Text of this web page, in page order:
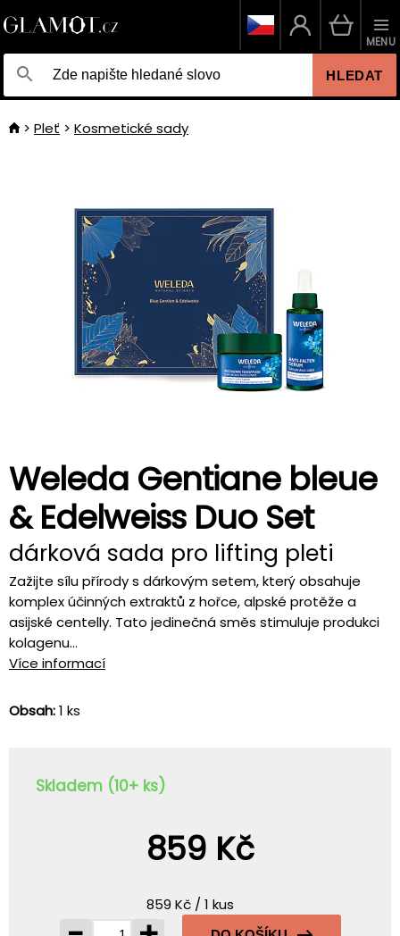
HLEDAT
MENU
Pleť Kosmetické sady
Weleda Gentiane bleue
& Edelweiss Duo Set
dárková sada pro lifting pleti
Zažijte sílu přírody s dárkovým setem, který obsahuje
komplex účinných extraktů z hořce, alpské protěže a
asijské centelly. Tato jedinečná směs stimuluje produkci
kolagenu...
Více informací
Obsah:1 ks
Skladem (10+ ks)
859 Kč
859 Kč / 1 kus